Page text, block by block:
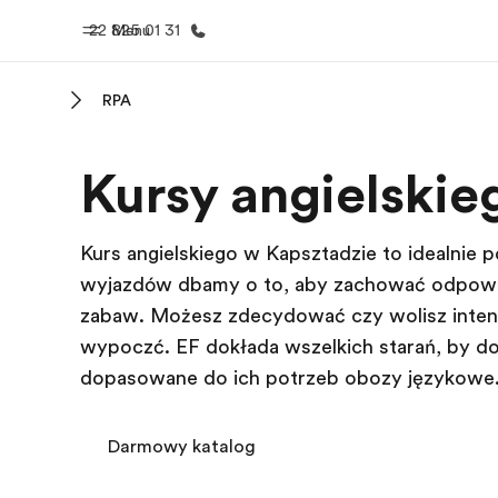
Menu
22 825 01 31
Witamy w EF Sprawdź
RPA
Kursy
Kurs angielskiego w Kapsztadzie to idealnie
wyjazdów dbamy o to, aby zachować
zabawą. Możesz zdecydować czy wolisz
wypocząć. EF dokłada wszelkich starań, by
dopasowane do ich potrzeb obozy językowe.
Darmowy katalog